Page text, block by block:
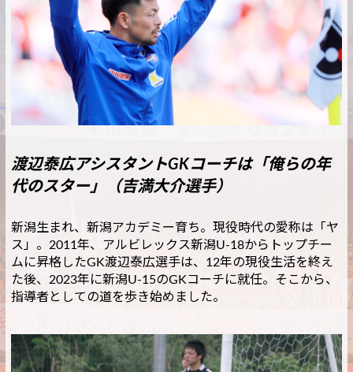
渡辺泰広アシスタントGKコーチは「俺らの年
代のスター」（吉満大介選手）
新潟生まれ、新潟アカデミー育ち。現役時代の愛称は「ヤ
ス」。2011年、アルビレックス新潟U-18からトップチー
ムに昇格したGK渡辺泰広選手は、12年の現役生活を終え
た後、2023年に新潟U-15のGKコーチに就任。そこから、
指導者としての道を歩き始めました。